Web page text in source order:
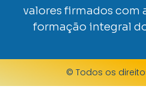
valores firmados com
formação integral
© Todos os